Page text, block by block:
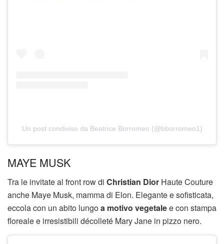
Un post condiviso da Beatrice Borromeo (@bborromeo1)
MAYE MUSK
Tra le invitate al front row di Christian Dior Haute Couture
anche Maye Musk, mamma di Elon. Elegante e sofisticata,
eccola con un abito lungoa motivo vegetalee con stampa
floreale e irresistibili décolleté Mary Jane in pizzo nero.